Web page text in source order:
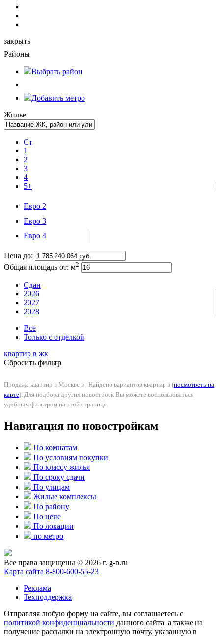
закрыть
Районы
Выбрать район
Добавить метро
Жилье
Ст
1
2
3
4
5+
Евро 2
Евро 3
Евро 4
Цена до:
Общая площадь от: м2
Сдан
2026
2027
2028
Все
Только с отделкой
квартир в жк
Сбросить фильтр
Продажа квартир в Москве в . Найдено вариантов квартир в (посмотреть на
карте). Для подбора других новостроек Вы можете воспользоваться
удобным фильтром на этой странице.
Навигация по новостройкам
По комнатам
По условиям покупки
По классу жилья
По сроку сдачи
По улицам
Жилые комплексы
По району
По цене
По локации
по метро
Все права защищены © 2026 г. g-n.ru
Карта сайта 8-800-600-55-23
Реклама
Техподдержка
Отправляя любую форму на сайте, вы соглашаетесь с
политикой конфиденциальности данного сайта, а также на
получение рассылки на электронную почту, указанную в